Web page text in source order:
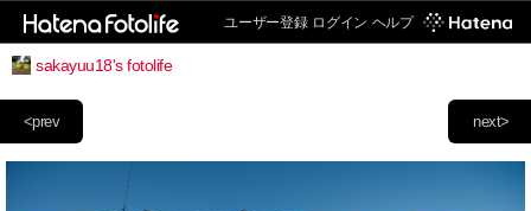
ユーザー登録 ログイン ヘルプ
sakayuu18's fotolife
next>
<prev